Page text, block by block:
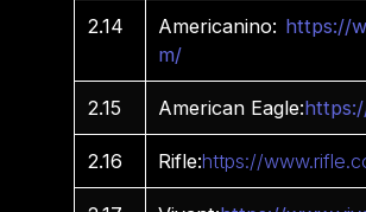
2.14 Americanino: https://
m/
2.15 American Eagle:
2.16 Rifle:https://